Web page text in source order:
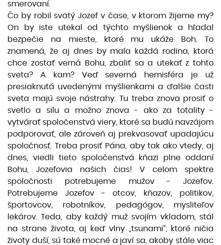
smerovaní.
Čo by robil svätý Jozef v čase, v ktorom žijeme my?
On by iste utekal od týchto myšlienok a hľadal
bezpečie na mieste, ktoré mu ukáže Boh. To
znamená, že aj dnes by mala každá rodina, ktorá
chce zostať verná Bohu, zbaliť sa a utekať z tohto
sveta? A kam? Veď severná hemisféra je už
presiaknutá uvedenými myšlienkami a ďalšie časti
sveta majú svoje nástrahy. Tu treba znova prosiť o
svetlo a silu a možno znova - ako za totality -
vytvárať spoločenstvá viery, ktoré sa budú navzájom
podporovať, ale zároveň aj prekvasovať upadajúcu
spoločnosť. Treba prosiť Pána, aby tak ako vtedy, aj
dnes, viedli tieto spoločenstvá kňazi plne oddaní
Bohu, Jozefovia našich čias! V celom spektre
spoločnosti potrebujeme mužov - Jozefov.
Potrebujeme Jozefov - otcov, kňazov, politikov,
športovcov, robotníkov, pedagógov, mysliteľov
lekárov. Teda, aby každý muž svojím vkladom, stál
na strane života, aj keď vlny „tsunami“, ktoré ničia
životy duší, sú také mocné a javí sa, akoby stále viac